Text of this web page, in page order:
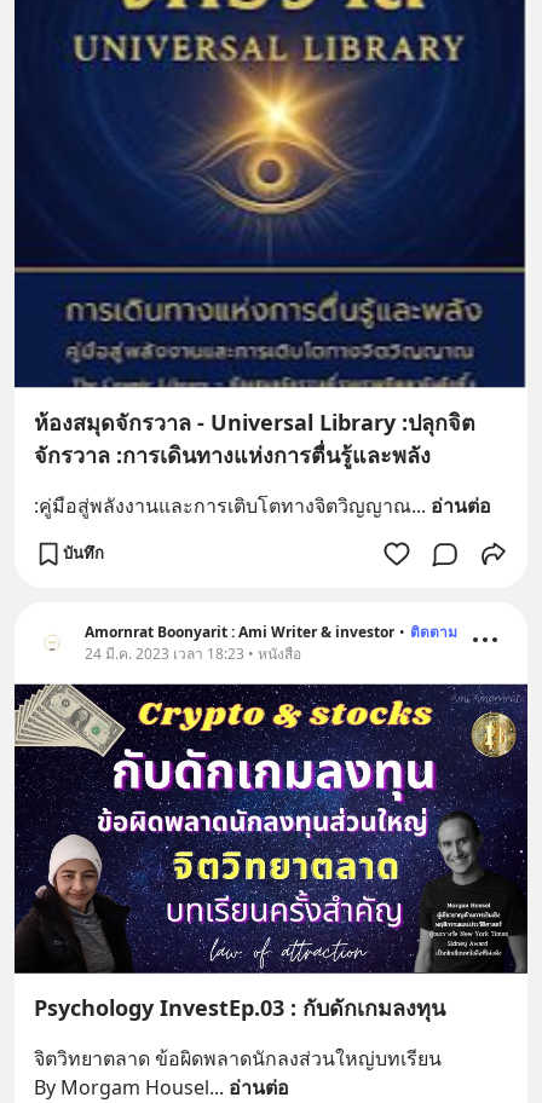
ห้องสมุดจักรวาล - Universal Library :ปลุกจิต
จักรวาล :การเดินทางแห่งการตื่นรู้และพลัง
:คู่มือสู่พลังงานและการเติบโตทางจิตวิญญาณ... อ่านต่อ
บันทึก
Amornrat Boonyarit : Ami Writer & investor • ติดตาม
24 มี.ค. 2023 เวลา 18:23 • หนังสือ
Psychology InvestEp.03 : กับดักเกมลงทุน
จิตวิทยาตลาด ข้อผิดพลาดนักลงส่วนใหญ่บทเรียน
By Morgam Housel... อ่านต่อ